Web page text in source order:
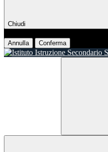
Chiudi
Annulla Conferma